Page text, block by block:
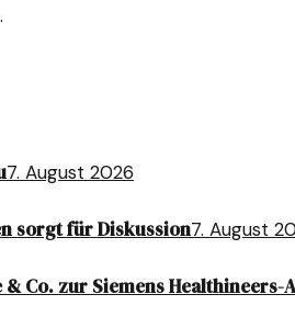
7. August 2026
sorgt für Diskussion7. August
Co. zur Siemens Healthineers-